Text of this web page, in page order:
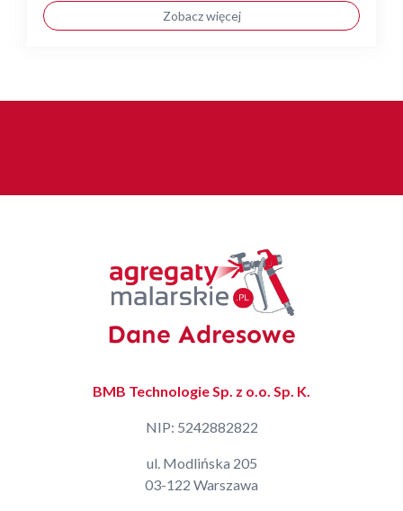
Zobacz więcej
Dane Adresowe
BMB Technologie Sp. z o.o. Sp. K.
NIP: 5242882822
ul. Modlińska 205
03-122 Warszawa